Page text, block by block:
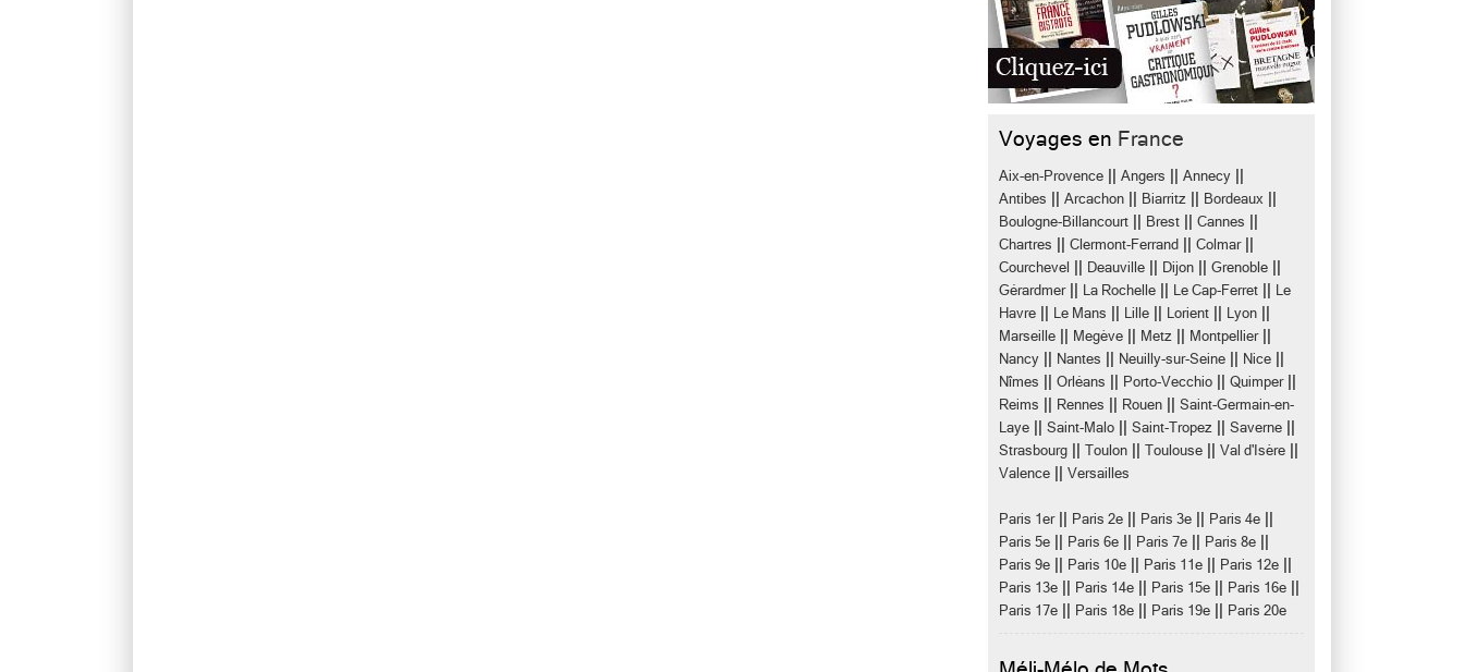
Voyages en France
Aix-en-Provence Angers Annecy
Antibes Arcachon Biarritz Bordeaux
Boulogne-Billancourt Brest Cannes
Chartres Clermont-Ferrand Colmar||
Courchevel Deauville Dijon Grenoble
Gérardmer|| La Rochelle Le Cap-Ferret
Le
Havre
Le Mans Lille Lorient Lyon
Marseille Megève Metz Montpellier||
Nancy Nantes Neuilly-sur-Seine Nice
Nîmes Orléans Porto-Vecchio Quimper||
Reims Rennes Rouen
Saint-Germain-en-
Laye
Saint-Malo Saint-Tropez Saverne
Strasbourg Toulon Toulouse Val d'Isère
Valence Versailles
Paris 1er|| Paris 2e Paris 3e Paris 4e
Paris 5e Paris 6e Paris 7e Paris 8e
Paris 9e Paris 10e Paris 11e Paris 12e
Paris 13e Paris 14e Paris 15e Paris 16e
Paris 17e Paris 18e Paris 19e Paris 20e